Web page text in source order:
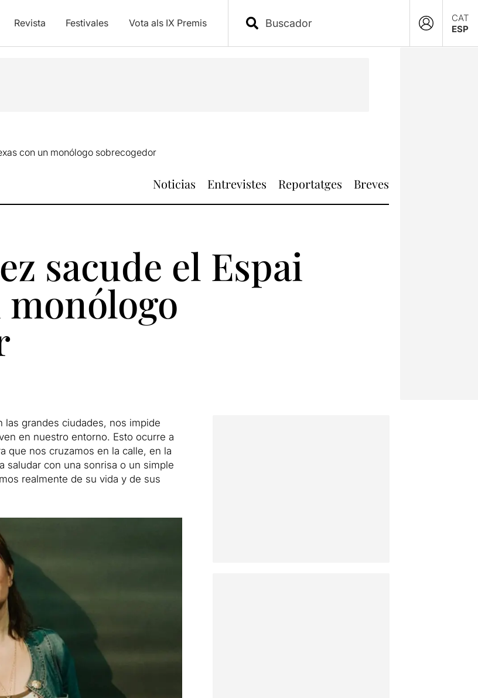
Revista Festivales Vota als IX Premis
CAT
ESP
con un monólogo sobrecogedor
Noticias Entrevistes Reportatges Breves
sacude el Espai
monólogo
las grandes ciudades, nos impide
en nuestro entorno. Esto ocurre a
que nos cruzamos en la calle, en la
saludar con una sonrisa o un simple
realmente de su vida y de sus